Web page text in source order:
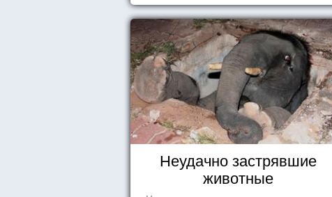
Неудачно застрявшие
животные